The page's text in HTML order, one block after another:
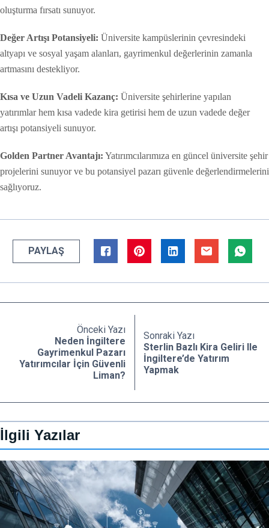
oluşturma fırsatı sunuyor.
Değer Artışı Potansiyeli: Üniversite kampüslerinin çevresindeki
altyapı ve sosyal yaşam alanları, gayrimenkul değerlerinin zamanla
artmasını destekliyor.
Kısa ve Uzun Vadeli Kazanç: Üniversite şehirlerine yapılan
yatırımlar hem kısa vadede kira getirisi hem de uzun vadede değer
artışı potansiyeli sunuyor.
Golden Partner Avantajı: Yatırımcılarımıza en güncel üniversite şehir
projelerini sunuyor ve bu potansiyel pazarı güvenle değerlendirmelerini
sağlıyoruz.
PAYLAŞ
Önceki Yazı
Neden İngiltere
Gayrimenkul Pazarı
Yatırımcılar İçin Güvenli
Liman?
Sonraki Yazı
Sterlin Bazlı Kira Geliri Ile
İngiltere’de Yatırım
Yapmak
İlgili Yazılar